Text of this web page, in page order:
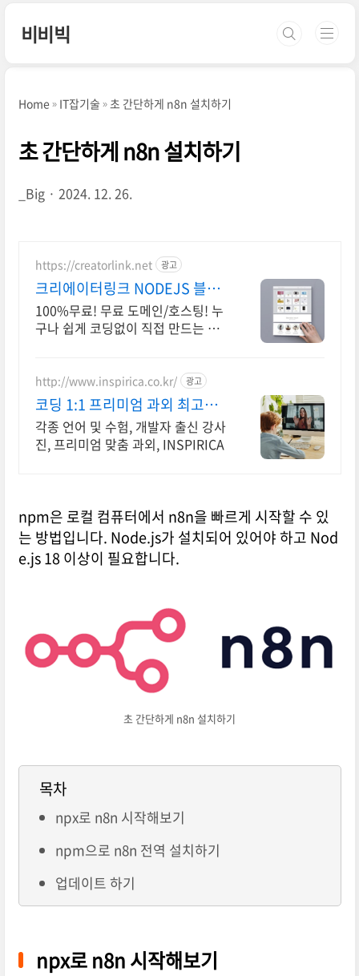
비비빅
Home IT잡기술 초 간단하게 n8n 설치하기
초 간단하게 n8n 설치하기
_Big 2024. 12. 26.
https://creatorlink.net 광고
크리에이터링크 NODEJS 블럭
쌓기로 만드는 홈페이지
100%무료! 무료 도메인/호스팅! 누
구나 쉽게 코딩없이 직접 만드는 홈
리에이터링크에서.
http://www.inspirica.co.kr/ 광고
코딩 1:1 프리미엄 과외 최고의
선생님들과 함께
각종 언어 및 수험, 개발자 출신 강사
진, 프리미엄 맞춤 과외, INSPIRICA
npm은 로컬 컴퓨터에서 n8n을 빠르게 시작할 수 있
는 방법입니다. Node.js가 설치되어 있어야 하고 Nod
e.js 18 이상이 필요합니다.
초 간단하게 n8n 설치하기
목차
npx로 n8n 시작해보기
npm으로 n8n 전역 설치하기
업데이트 하기
npx로 n8n 시작해보기